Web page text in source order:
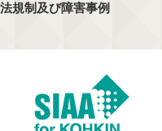
法規制及び障害事例